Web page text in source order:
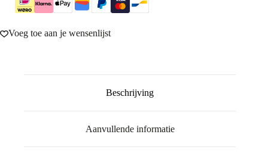
Voeg toe aan je wensenlijst
Beschrijving
Aanvullende informatie